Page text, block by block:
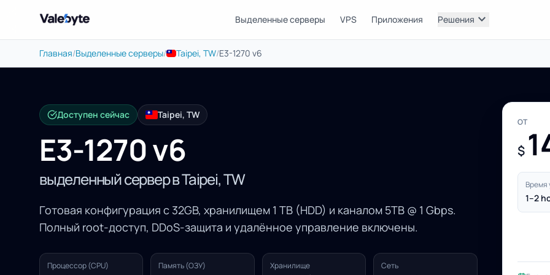
Valebyte Выделенные серверы VPS Приложения Решения expand_more
Главная/Выделенные серверы/ Taipei, TW/E3-1270 v6
Доступен сейчас Taipei, TW
E3-1270 v6
выделенный сервер в Taipei, TW
Готовая конфигурация с 32GB, хранилищем 1 TB (HDD) и каналом 5TB @ 1 Gbps.
Полный root-доступ, DDoS-защита и удалённое управление включены.
Процессор (CPU) Память (ОЗУ) Хранилище Сеть
ОТ
$
Время
1–2